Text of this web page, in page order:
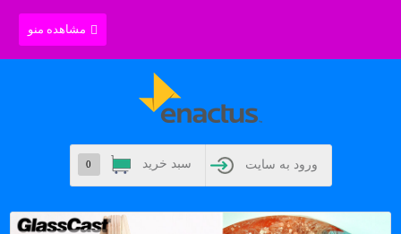
مشاهده منو
سبد خرید 0 ورود به سایت